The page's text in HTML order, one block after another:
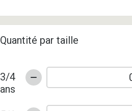
Quantité par taille
3/4
ans